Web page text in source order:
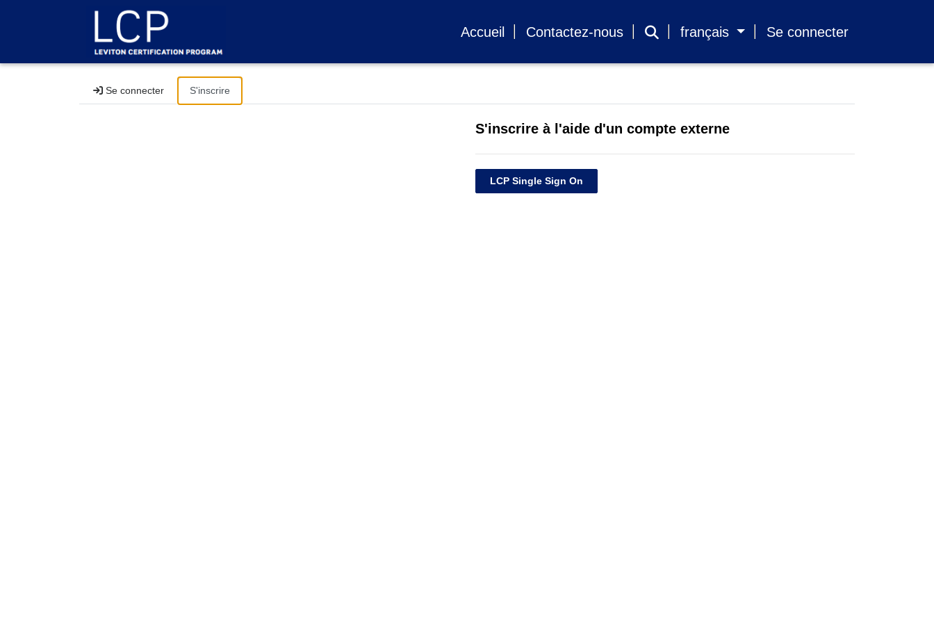
Accueil Contactez-nous français Se connecter
Se connecter S'inscrire
S'inscrire à l'aide d'un compte externe
LCP Single Sign On